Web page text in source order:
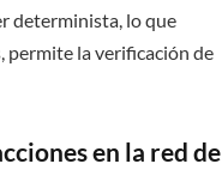
determinista, lo que
permite la verificación de
en la red de